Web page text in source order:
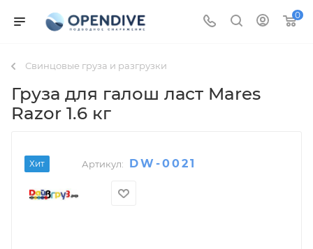
0
Свинцовые груза и разгрузки
Груза для галош ласт Mares
Razor 1.6 кг
Хит Артикул: DW-0021